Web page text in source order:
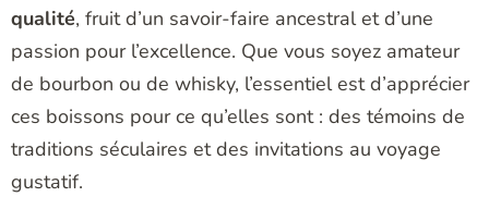
qualité, fruit d’un savoir-faire ancestral et d’une
passion pour l’excellence. Que vous soyez amateur
de bourbon ou de whisky, l’essentiel est d’apprécier
ces boissons pour ce qu’elles sont : des témoins de
traditions séculaires et des invitations au voyage
gustatif.